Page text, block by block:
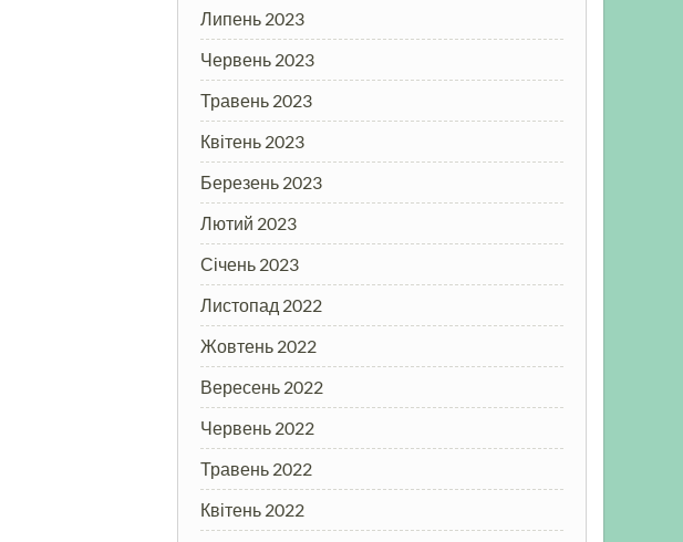
Липень 2023
Червень 2023
Травень 2023
Квітень 2023
Березень 2023
Лютий 2023
Січень 2023
Листопад 2022
Жовтень 2022
Вересень 2022
Червень 2022
Травень 2022
Квітень 2022